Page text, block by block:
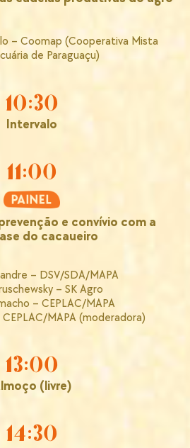
– Coomap (Cooperativa Mista
de Paraguaçu)
10:30
Intervalo
11:00
e convívio com a
do cacaueiro
– DSV/SDA/MAPA
– SK Agro
– CEPLAC/MAPA
CEPLAC/MAPA (moderadora)
13:00
(livre)
14:30